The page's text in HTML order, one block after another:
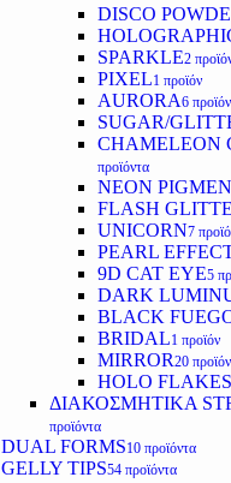
DISCO
SPARKLE2
PIXEL1 προϊόν
AURORA6
SUGAR/
CHAMELEON
προϊόντα
NEON
FLASH
UNICORN7
PEARL
9D CAT EYE5
DARK
BLACK
BRIDAL1 προϊόν
MIRROR20
HOLO FLAKES
ΔΙΑΚΟΣΜΗΤΙΚΑ
προϊόντα
DUAL FORMS10 προϊόντα
GELLY TIPS54 προϊόντα